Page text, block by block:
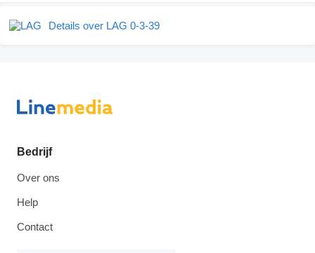
Details over LAG 0-3-39
Bedrijf
Over ons
Help
Contact